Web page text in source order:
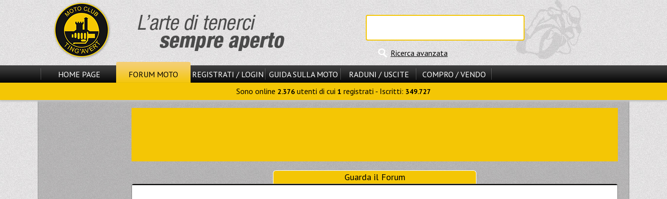
Ricerca avanzata
HOME PAGE FORUM MOTO REGISTRATI / LOGIN GUIDA SULLA MOTO RADUNI / USCITE
COMPRO / VENDO
Sono online 2.376 utenti di cui 1 registrati - Iscritti: 349.727
Guarda il Forum